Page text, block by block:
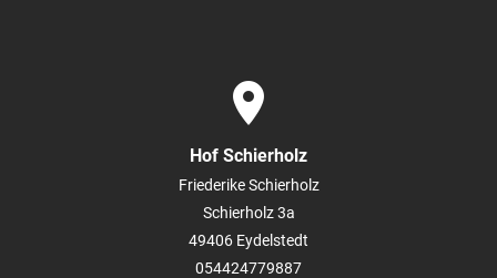
place
Hof Schierholz
Friederike Schierholz
Schierholz 3a
49406 Eydelstedt
054424779887